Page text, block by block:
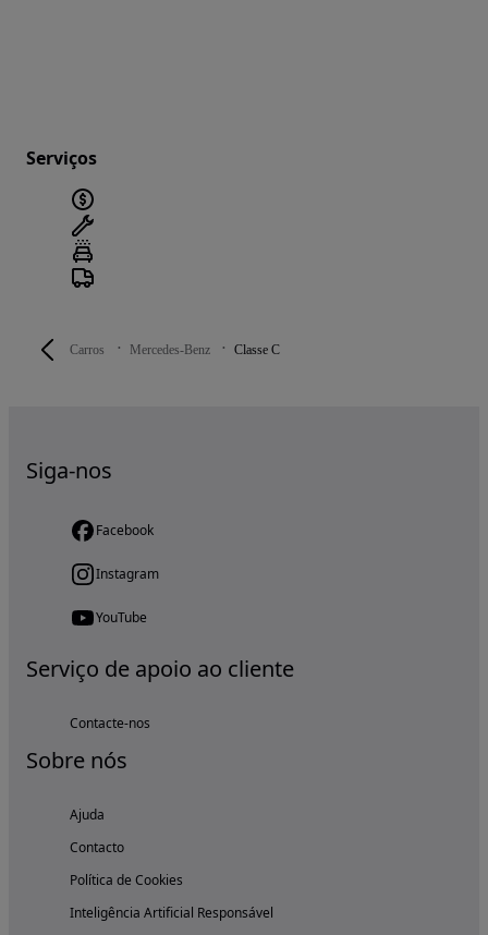
Carros Mercedes-Benz Classe C
Serviços
Siga-nos
Facebook
Instagram
YouTube
Serviço de apoio ao cliente
Contacte-nos
Sobre nós
Ajuda
Contacto
Política de Cookies
Inteligência Artificial Responsável